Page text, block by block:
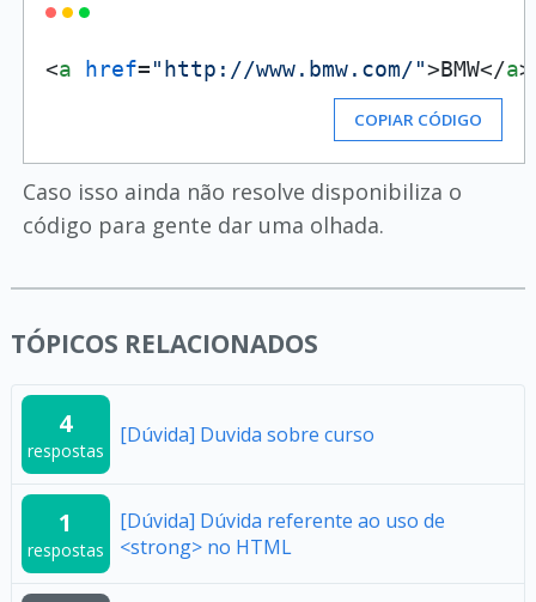
<a href="http://www.bmw.com/">BMW</a>
COPIAR CÓDIGO
Caso isso ainda não resolve disponibiliza o
código para gente dar uma olhada.
TÓPICOS RELACIONADOS
4
respostas
[Dúvida] Duvida sobre curso
1
respostas
[Dúvida] Dúvida referente ao uso de
<strong> no HTML